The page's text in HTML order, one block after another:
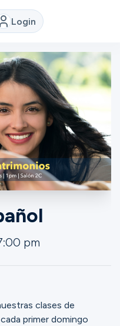
Login
pm
clases de
primer domingo